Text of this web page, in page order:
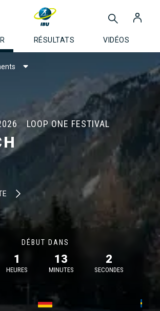
RÉSULTATS VIDÉOS
LOOP ONE FESTIVAL
DÉBUT DANS
1
HEURES
13
MINUTES
2
SECONDES